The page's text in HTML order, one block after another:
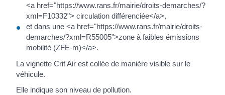
<a href="https://www.rans.fr/mairie/droits-demarches/?
xml=F10332"> circulation différenciée</a>,
et dans une <a href="https://www.rans.fr/mairie/droits-
demarches/?xml=R55005">zone à faibles émissions
mobilité (ZFE-m)</a>.
La vignette Crit'Air est collée de manière visible sur le
véhicule.
Elle indique son niveau de pollution.